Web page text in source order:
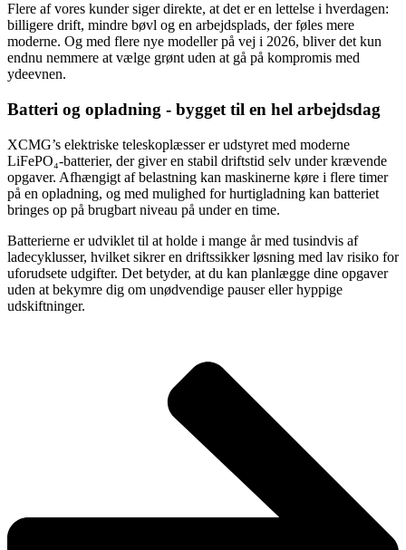
Flere af vores kunder siger direkte, at det er en lettelse i hverdagen:
billigere drift, mindre bøvl og en arbejdsplads, der føles mere
moderne. Og med flere nye modeller på vej i 2026, bliver det kun
endnu nemmere at vælge grønt uden at gå på kompromis med
ydeevnen.
Batteri og opladning - bygget til en hel arbejdsdag
XCMG’s elektriske teleskoplæsser er udstyret med moderne
LiFePO₄-batterier, der giver en stabil driftstid selv under krævende
opgaver. Afhængigt af belastning kan maskinerne køre i flere timer
på en opladning, og med mulighed for hurtigladning kan batteriet
bringes op på brugbart niveau på under en time.
Batterierne er udviklet til at holde i mange år med tusindvis af
ladecyklusser, hvilket sikrer en driftssikker løsning med lav risiko for
uforudsete udgifter. Det betyder, at du kan planlægge dine opgaver
uden at bekymre dig om unødvendige pauser eller hyppige
udskiftninger.